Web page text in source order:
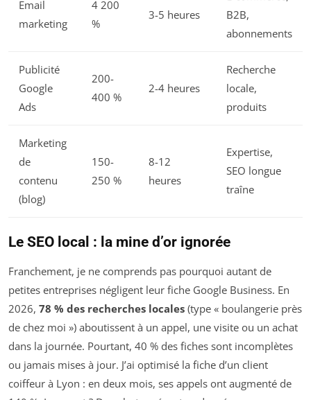
Email
marketing
4 200
%
3-5 heures
B2B,
abonnements
Publicité
Google
Ads
200-
400 %
2-4 heures
Recherche
locale,
produits
Marketing
de
contenu
(blog)
150-
250 %
8-12
heures
Expertise,
SEO longue
traîne
Le SEO local : la mine d’or ignorée
Franchement, je ne comprends pas pourquoi autant de
petites entreprises négligent leur fiche Google Business. En
2026, 78 % des recherches locales (type « boulangerie près
de chez moi ») aboutissent à un appel, une visite ou un achat
dans la journée. Pourtant, 40 % des fiches sont incomplètes
ou jamais mises à jour. J’ai optimisé la fiche d’un client
coiffeur à Lyon : en deux mois, ses appels ont augmenté de